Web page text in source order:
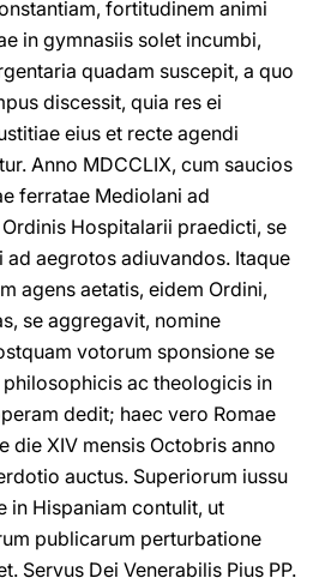
fortitudinem animi
in gymnasiis solet incumbi,
quadam suscepit, a quo
discessit, quia res ei
eius et recte agendi
Anno MDCCLIX, cum saucios
ferratae Mediolani ad
Hospitalarii praedicti, se
aegrotos adiuvandos. Itaque
agens aetatis, eidem Ordini,
se aggregavit, nomine
votorum sponsione se
ac theologicis in
dedit; haec vero Romae
die XIV mensis Octobris anno
auctus. Superiorum iussu
in Hispaniam contulit, ut
publicarum perturbatione
Servus Dei Venerabilis Pius PP.